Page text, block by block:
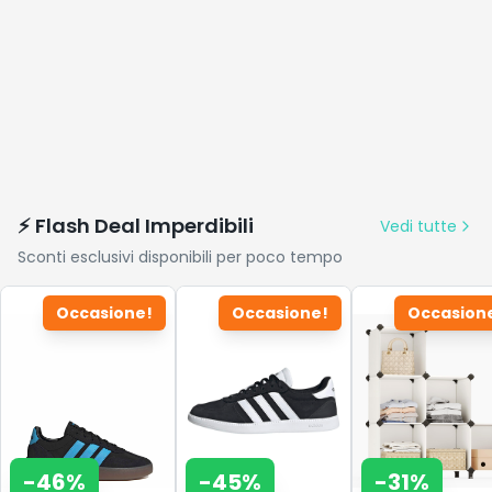
⚡ Flash Deal Imperdibili
Vedi tutte
Sconti esclusivi disponibili per poco tempo
Occasione!
-46%
Occasione!
-45% -31%